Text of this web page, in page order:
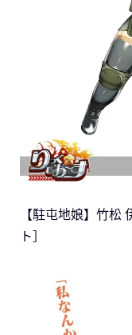
【駐屯地娘】竹松
ト］